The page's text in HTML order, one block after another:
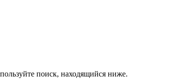
поиск, находящийся ниже.